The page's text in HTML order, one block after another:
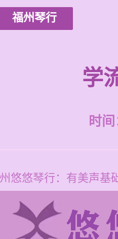
福州琴行
学
时
悠悠琴行：有美声基